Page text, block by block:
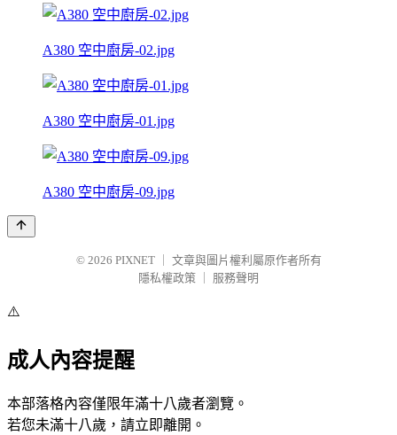
A380 空中廚房-02.jpg
A380 空中廚房-01.jpg
A380 空中廚房-09.jpg
© 2026 PIXNET
文章與圖片權利屬原作者所有
隱私權政策
服務聲明
⚠️
成人內容提醒
本部落格內容僅限年滿十八歲者瀏覽。
若您未滿十八歲，請立即離開。